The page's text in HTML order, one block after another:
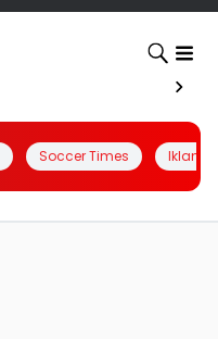
Soccer Times Iklanin